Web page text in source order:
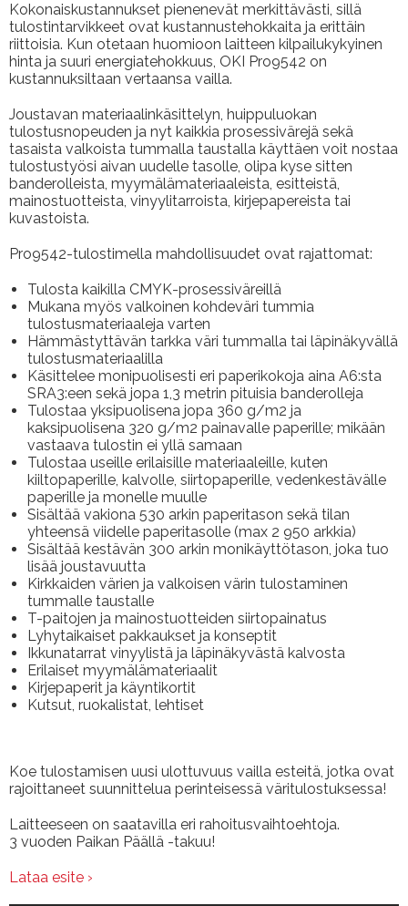
Kokonaiskustannukset pienenevät merkittävästi, sillä
tulostintarvikkeet ovat kustannustehokkaita ja erittäin
riittoisia. Kun otetaan huomioon laitteen kilpailukykyinen
hinta ja suuri energiatehokkuus, OKI Pro9542 on
kustannuksiltaan vertaansa vailla.
Joustavan materiaalinkäsittelyn, huippuluokan
tulostusnopeuden ja nyt kaikkia prosessivärejä sekä
tasaista valkoista tummalla taustalla käyttäen voit nostaa
tulostustyösi aivan uudelle tasolle, olipa kyse sitten
banderolleista, myymälämateriaaleista, esitteistä,
mainostuotteista, vinyylitarroista, kirjepapereista tai
kuvastoista.
Pro9542-tulostimella mahdollisuudet ovat rajattomat:
Tulosta kaikilla CMYK-prosessiväreillä
Mukana myös valkoinen kohdeväri tummia
tulostusmateriaaleja varten
Hämmästyttävän tarkka väri tummalla tai läpinäkyvällä
tulostusmateriaalilla
Käsittelee monipuolisesti eri paperikokoja aina A6:sta
SRA3:een sekä jopa 1,3 metrin pituisia banderolleja
Tulostaa yksipuolisena jopa 360 g/m2 ja
kaksipuolisena 320 g/m2 painavalle paperille; mikään
vastaava tulostin ei yllä samaan
Tulostaa useille erilaisille materiaaleille, kuten
kiiltopaperille, kalvolle, siirtopaperille, vedenkestävälle
paperille ja monelle muulle
Sisältää vakiona 530 arkin paperitason sekä tilan
yhteensä viidelle paperitasolle (max 2 950 arkkia)
Sisältää kestävän 300 arkin monikäyttötason, joka tuo
lisää joustavuutta
Kirkkaiden värien ja valkoisen värin tulostaminen
tummalle taustalle
T-paitojen ja mainostuotteiden siirtopainatus
Lyhytaikaiset pakkaukset ja konseptit
Ikkunatarrat vinyylistä ja läpinäkyvästä kalvosta
Erilaiset myymälämateriaalit
Kirjepaperit ja käyntikortit
Kutsut, ruokalistat, lehtiset
Koe tulostamisen uusi ulottuvuus vailla esteitä, jotka ovat
rajoittaneet suunnittelua perinteisessä väritulostuksessa!
Laitteeseen on saatavilla eri rahoitusvaihtoehtoja.
3 vuoden Paikan Päällä -takuu!
Lataa esite ›